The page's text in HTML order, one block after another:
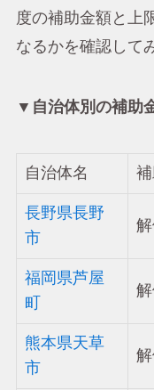
度の補助金額と上
なるかを確認して
▼自治体別の補助
自治体名
長野県長野
市
福岡県芦屋
町
熊本県天草
市